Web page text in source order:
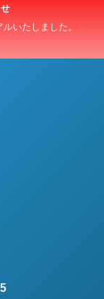
いたしました。
U-15）大会